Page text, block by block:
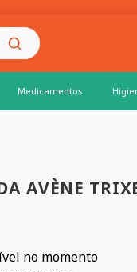
Medicamentos
AVÈNE
no momento